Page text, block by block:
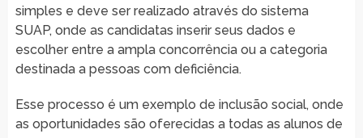
simples e deve ser realizado através do sistema
SUAP, onde as candidatas inserir seus dados e
escolher entre a ampla concorrência ou a categoria
destinada a pessoas com deficiência.
Esse processo é um exemplo de inclusão social, onde
as oportunidades são oferecidas a todas as alunos de